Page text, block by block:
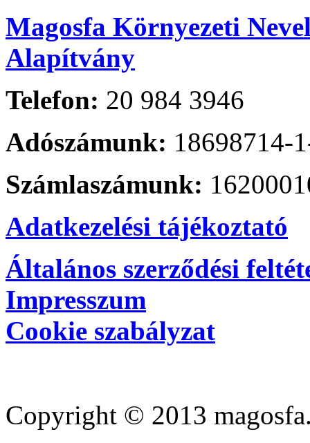
Magosfa Környezeti
Alapítvány
Telefon: 20 984 3946
Adószámunk: 18698714-
Számlaszámunk:
Adatkezelési tájékoztató
Általános szerződési
Impresszum
Cookie szabályzat
Copyright © 2013